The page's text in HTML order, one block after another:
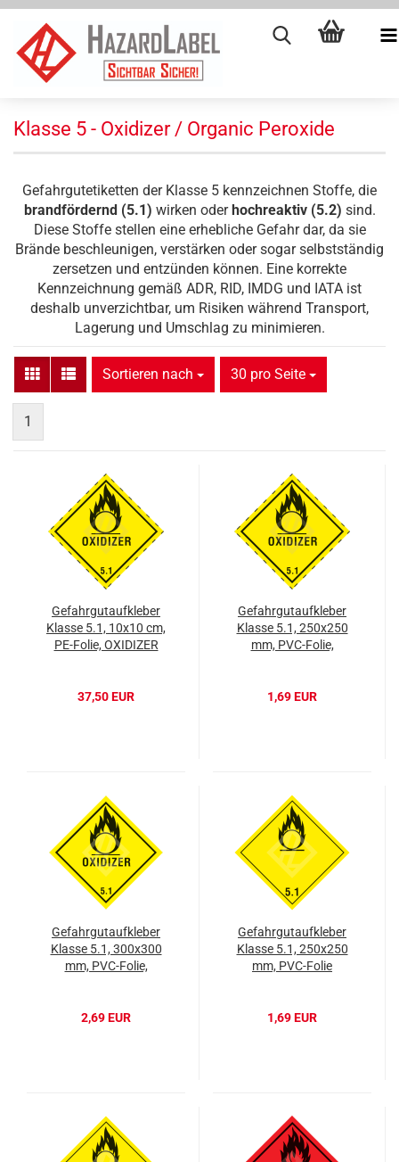
Klasse 5 - Oxidizer / Organic Peroxide
Gefahrgutetiketten der Klasse 5 kennzeichnen Stoffe, die
brandfördernd (5.1) wirken oderhochreaktiv (5.2) sind.
Diese Stoffe stellen eine erhebliche Gefahr dar, da sie
Brände beschleunigen, verstärken oder sogar selbstständig
zersetzen und entzünden können. Eine korrekte
Kennzeichnung gemäß ADR, RID, IMDG und IATA ist
deshalb unverzichtbar, um Risiken während Transport,
Lagerung und Umschlag zu minimieren.
Sortieren nach
Sortieren nach 30 pro Seite
pro Seite
1
Gefahrgutaufkleber
Klasse 5.1, 10x10 cm,
PE-Folie, OXIDIZER
37,50 EUR
Gefahrgutaufkleber
Klasse 5.1, 250x250
mm, PVC-Folie,
1,69 EUR
Gefahrgutaufkleber
Klasse 5.1, 300x300
mm, PVC-Folie,
2,69 EUR
Gefahrgutaufkleber
Klasse 5.1, 250x250
mm, PVC-Folie
1,69 EUR